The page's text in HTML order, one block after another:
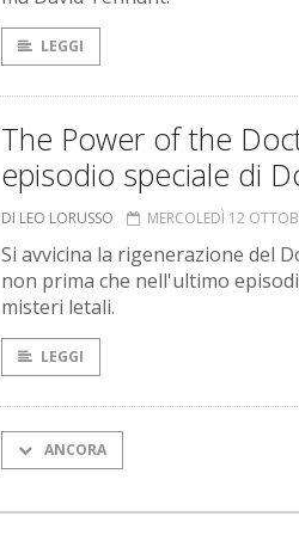
LEGGI
The Power of the
episodio speciale di
DI LEO LORUSSO MERCOLEDÌ 12
Si avvicina la rigenerazione del
non prima che nell'ultimo
misteri letali.
LEGGI
ANCORA